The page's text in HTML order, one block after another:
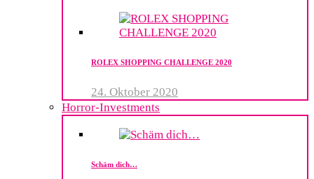
ROLEX SHOPPING CHALLENGE 2020
24. Oktober 2020
Horror-Investments
Schäm dich…